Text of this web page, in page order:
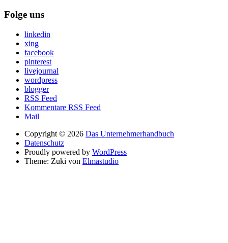
Folge uns
linkedin
xing
facebook
pinterest
livejournal
wordpress
blogger
RSS Feed
Kommentare RSS Feed
Mail
Copyright © 2026 Das Unternehmerhandbuch
Datenschutz
Proudly powered by WordPress
Theme: Zuki von Elmastudio